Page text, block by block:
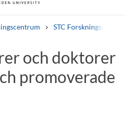
STC Forskningscenter
VälkomstbrevPersonal
och doktorer
promoverade